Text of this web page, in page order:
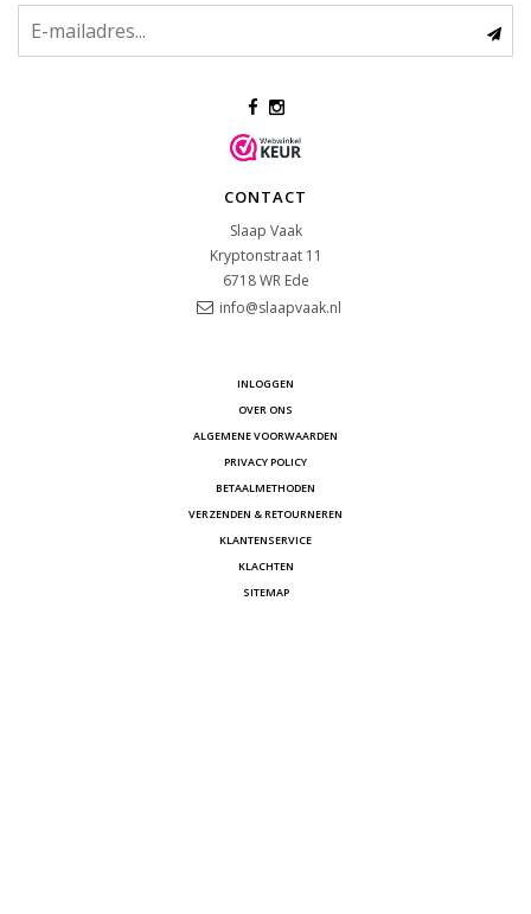
CONTACT
Slaap Vaak
Kryptonstraat 11
6718 WR Ede
info@slaapvaak.nl
INLOGGEN
OVER ONS
ALGEMENE VOORWAARDEN
PRIVACY POLICY
BETAALMETHODEN
VERZENDEN & RETOURNEREN
KLANTENSERVICE
KLACHTEN
SITEMAP